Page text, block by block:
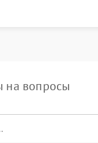
на вопросы